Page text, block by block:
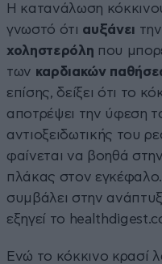
Η κατανάλωση
γνωστό ότι αυξάνει
χοληστερόλη που
των καρδιακών
επίσης, δείξει ότι το
αποτρέψει την ύφεση
αντιοξειδωτικής του
φαίνεται να βοηθά
πλάκας στον
συμβάλει στην
εξηγεί το
Ενώ το κόκκινο κρασί